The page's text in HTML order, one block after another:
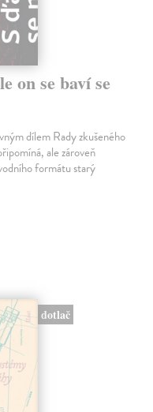
on se baví se
dílem Rady zkušeného
ale zároveň
formátu starý
dotlač